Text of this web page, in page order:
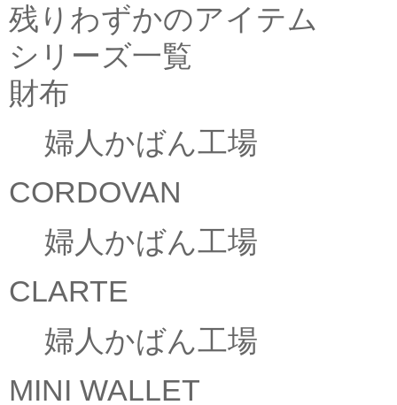
残りわずかのアイテム
シリーズ一覧
財布
婦人かばん工場
CORDOVAN
婦人かばん工場
CLARTE
婦人かばん工場
MINI WALLET